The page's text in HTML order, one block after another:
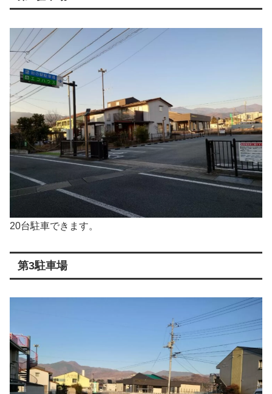
20台駐車できます。
第3駐車場